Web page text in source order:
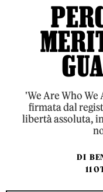
'We Are Who
firmata dal
libertà assoluta,
DI
11